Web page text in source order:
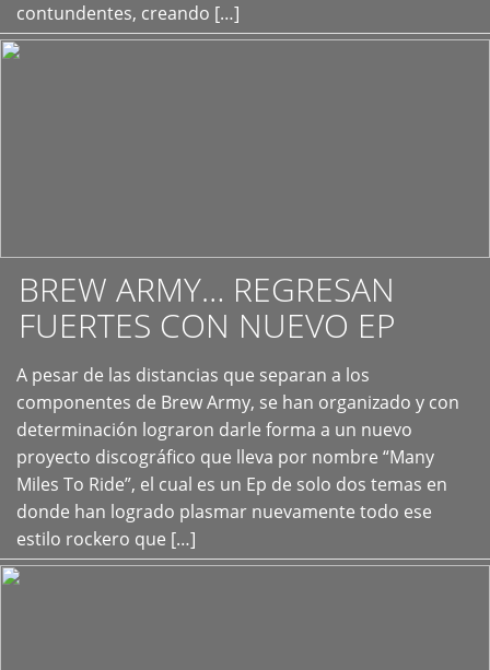
contundentes, creando […]
BREW ARMY… REGRESAN
FUERTES CON NUEVO EP
A pesar de las distancias que separan a los
componentes de Brew Army, se han organizado y con
determinación lograron darle forma a un nuevo
proyecto discográfico que lleva por nombre “Many
Miles To Ride”, el cual es un Ep de solo dos temas en
donde han logrado plasmar nuevamente todo ese
estilo rockero que […]
+